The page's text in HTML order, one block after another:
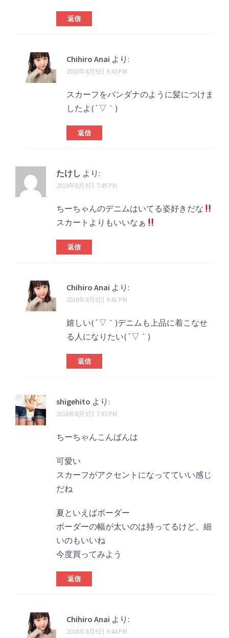
返信
Chihiro Anai より:
2018年8月9日 9:43 PM
スカーフをバンダナのように髪につけま
したよ(´▽｀)
返信
たけし より:
2018年8月9日 7:49 PM
ちーちゃんのデニムはいてる姿好きだな
スカートよりもいいなぁ
返信
Chihiro Anai より:
2018年8月9日 9:41 PM
嬉しい(´▽｀)デニムも上品に着こなせ
る人になりたい(´▽｀)
返信
shigehito より:
2018年8月9日 7:33 PM
ちーちゃんこんばんは
可愛い
スカーフがアクセントになってていい感じ
だね
夏といえばボーダー
ボーダーの幅が太いのは持ってるけど、細
いのもいいね
今度買ってみよう
返信
Chihiro Anai より:
2018年8月9日 9:44 PM